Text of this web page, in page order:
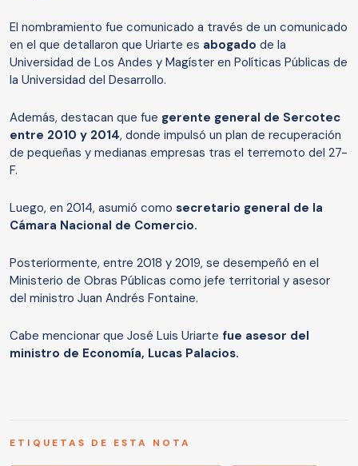
El nombramiento fue comunicado a través de un comunicado
en el que detallaron que Uriarte es abogado de la
Universidad de Los Andes y Magíster en Políticas Públicas de
la Universidad del Desarrollo.
Además, destacan que fue gerente general de Sercotec
entre 2010 y 2014, donde impulsó un plan de recuperación
de pequeñas y medianas empresas tras el terremoto del 27-
F.
Luego, en 2014, asumió como secretario general de la
Cámara Nacional de Comercio.
Posteriormente, entre 2018 y 2019, se desempeñó en el
Ministerio de Obras Públicas como jefe territorial y asesor
del ministro Juan Andrés Fontaine.
Cabe mencionar que José Luis Uriarte fue asesor del
ministro de Economía, Lucas Palacios.
ETIQUETAS DE ESTA NOTA